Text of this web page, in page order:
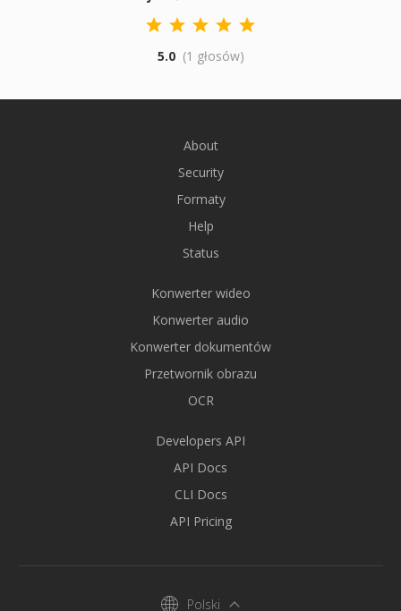
5.0 (1 głosów)
About
Security
Formaty
Help
Status
Konwerter wideo
Konwerter audio
Konwerter dokumentów
Przetwornik obrazu
OCR
Developers API
API Docs
CLI Docs
API Pricing
Polski